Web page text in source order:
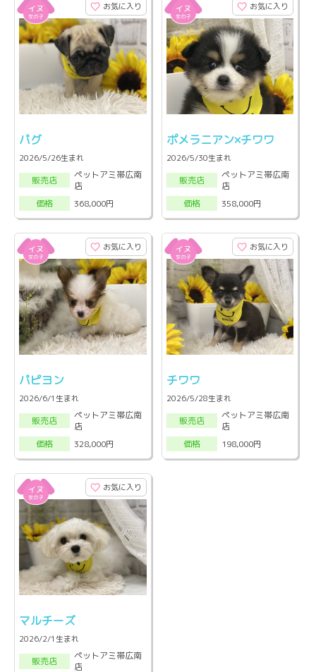
お気に入り
パグ
2026/5/26生まれ
販売店
ペットアミ帯広南
店
価格
368,000円
お気に入り
ポメラニアン×チワワ
2026/5/30生まれ
販売店
ペットアミ帯広南
店
価格
358,000円
お気に入り
パピヨン
2026/6/1生まれ
販売店
ペットアミ帯広南
店
価格
328,000円
お気に入り
チワワ
2026/5/28生まれ
販売店
ペットアミ帯広南
店
価格
198,000円
お気に入り
マルチーズ
2026/2/1生まれ
販売店
ペットアミ帯広南
店